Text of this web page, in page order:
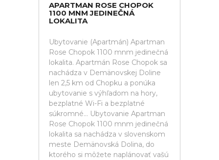
APARTMAN ROSE CHOPOK
1100 MNM JEDINEČNÁ
LOKALITA
Ubytovanie (Apartmán) Apartman
Rose Chopok 1100 mnm jedinečná
lokalita. Apartmán Rose Chopok sa
nachádza v Demänovskej Doline
len 2,5 km od Chopku a ponúka
ubytovanie s výhľadom na hory,
bezplatné Wi-Fi a bezplatné
súkromné... Ubytovanie Apartman
Rose Chopok 1100 mnm jedinečná
lokalita sa nachádza v slovenskom
meste Demänovská Dolina, do
ktorého si môžete naplánovať vašú